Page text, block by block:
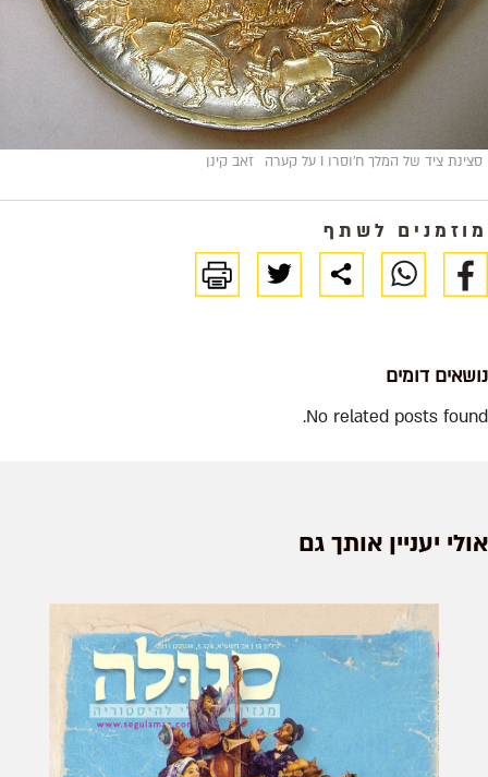
סצינת ציד של המלך ח'וסרו I על קערה זאב קינן
מוזמנים לשתף
נושאים דומים
No related posts found.
אולי יעניין אותך גם